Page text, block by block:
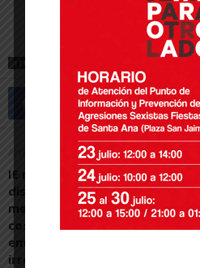
Artículo anterior
IE reclama a Toquero una
disculpa pública por
mentir a la ciudadanía a
costa de los
empadronamientos
irregulares